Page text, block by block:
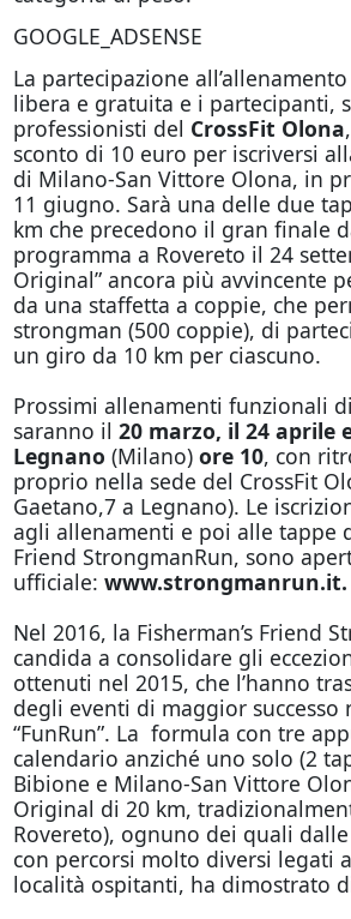
GOOGLE_ADSENSE
La partecipazione
libera e gratuita e i partecipanti,
professionisti del CrossFit Olona
sconto di 10 euro per iscriversi
di Milano-San Vittore Olona, in
11 giugno. Sarà una delle due
km che precedono il gran finale
programma a Rovereto il 24
Original” ancora più avvincente
da una staffetta a coppie, che
strongman (500 coppie), di
un giro da 10 km per ciascuno.
Prossimi allenamenti funzionali
saranno il 20 marzo, il 24 aprile
Legnano (Milano) ore 10, con
proprio nella sede del CrossFit
Gaetano,7 a Legnano). Le
agli allenamenti e poi alle tappe
Friend StrongmanRun, sono
ufficiale: www.strongmanrun.it.
Nel 2016, la Fisherman’s Friend
candida a consolidare gli
ottenuti nel 2015, che l’hanno
degli eventi di maggior successo
“FunRun”. La formula con tre
calendario anziché uno solo (2
Bibione e Milano-San Vittore
Original di 20 km,
Rovereto), ognuno dei quali
con percorsi molto diversi legati
località ospitanti, ha dimostrato